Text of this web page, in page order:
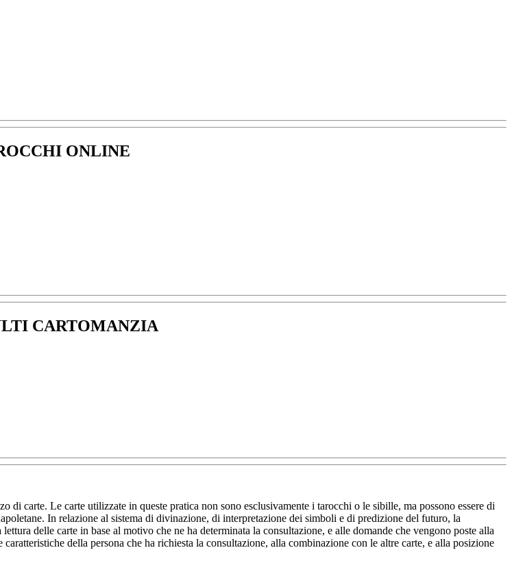
ONLINE
CARTOMANZIA
di carte. Le carte utilizzate in queste pratica non sono esclusivamente i tarocchi o le sibille, ma possono essere di
In relazione al sistema di divinazione, di interpretazione dei simboli e di predizione del futuro, la
delle carte in base al motivo che ne ha determinata la consultazione, e alle domande che vengono poste alla
della persona che ha richiesta la consultazione, alla combinazione con le altre carte, e alla posizione